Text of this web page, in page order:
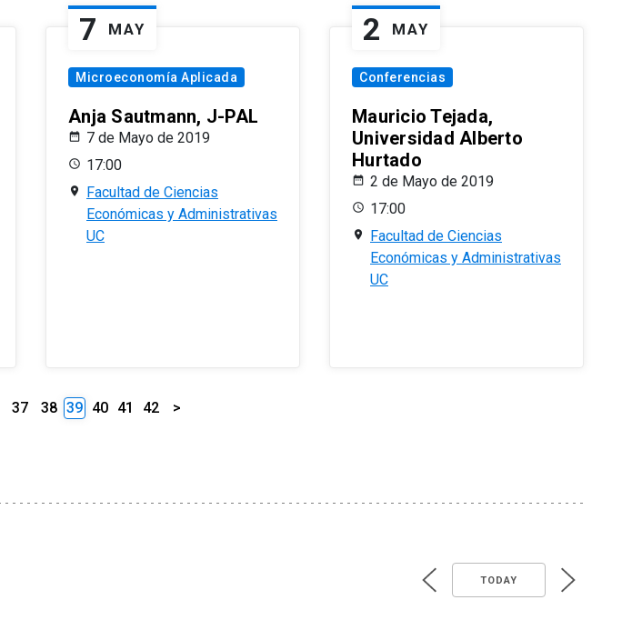
7 MAY
Microeconomía Aplicada
Anja Sautmann, J-PAL
7 de Mayo de 2019
17:00
Facultad de Ciencias
Económicas y Administrativas
UC
2 MAY
Conferencias
Mauricio Tejada,
Universidad Alberto
Hurtado
2 de Mayo de 2019
17:00
Facultad de Ciencias
Económicas y Administrativas
UC
37 38 39 40 41 42 >
TODAY